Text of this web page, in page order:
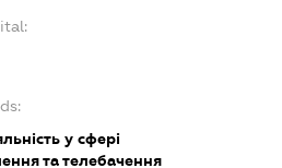
у сфері
та телебачення